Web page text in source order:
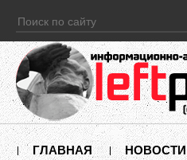
ГЛАВНАЯ НОВОСТИ